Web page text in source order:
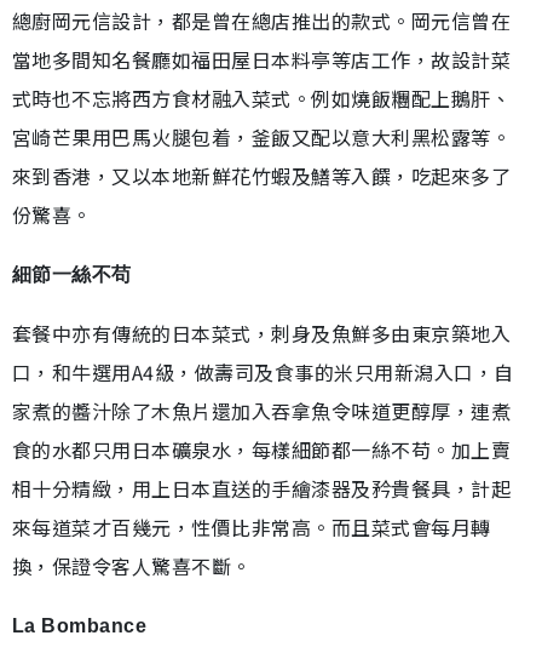
總廚岡元信設計，都是曾在總店推出的款式。岡元信曾在
當地多間知名餐廳如福田屋日本料亭等店工作，故設計菜
式時也不忘將西方食材融入菜式。例如燒飯糰配上鵝肝、
宮崎芒果用巴馬火腿包着，釜飯又配以意大利黑松露等。
來到香港，又以本地新鮮花竹蝦及鱔等入饌，吃起來多了
份驚喜。
細節一絲不苟
套餐中亦有傳統的日本菜式，刺身及魚鮮多由東京築地入
口，和牛選用A4級，做壽司及食事的米只用新潟入口，自
家煮的醬汁除了木魚片還加入吞拿魚令味道更醇厚，連煮
食的水都只用日本礦泉水，每樣細節都一絲不苟。加上賣
相十分精緻，用上日本直送的手繪漆器及矜貴餐具，計起
來每道菜才百幾元，性價比非常高。而且菜式會每月轉
換，保證令客人驚喜不斷。
La Bombance